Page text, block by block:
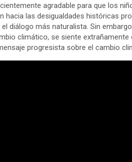
agradable para que los
hacia las desigualdades históricas
diálogo más naturalista. Sin
climático, se siente
progresista sobre el cambio